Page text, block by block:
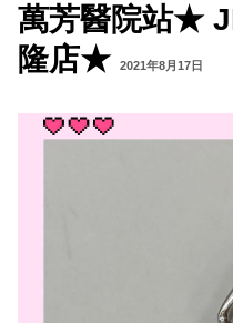
萬芳醫院站★
隆店★
2021年8月17日